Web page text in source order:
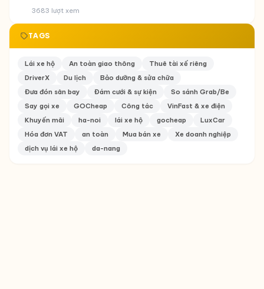
3683 lượt xem
TAGS
Lái xe hộ An toàn giao thông
Thuê tài xế riêng
DriverX
Du lịch
Bảo dưỡng & sửa chữa
Đưa đón sân bay
Đám cưới & sự kiện
So sánh Grab/Be
Say gọi xe
GOCheap Công tác
VinFast & xe điện
Khuyến mãi
ha-noi lái xe hộ gocheap
LuxCar
Hóa đơn VAT
an toàn Mua bán xe
Xe doanh nghiệp
dịch vụ lái xe hộ
da-nang